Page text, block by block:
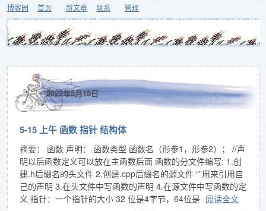
博客园 首页 新文章 联系 管理
2022年5月15日
5-15 上午 函数 指针 结构体
摘要： 函数 声明： 函数类型 函数名（形参1，形参2）； //声
明以后函数定义可以放在主函数后面 函数的分文件编写: 1.创
建.h后缀名的头文件 2.创建.cpp后缀名的源文件 “”用来引用自
己的声明 3.在头文件中写函数的声明 4.在源文件中写函数的定
义 指针：一个指针的大小 32 位是4字节，64位是 阅读全文